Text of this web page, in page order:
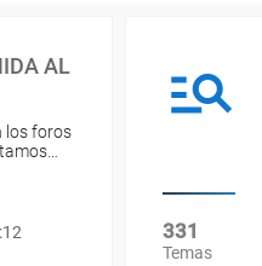
AL
los foros
331
Temas